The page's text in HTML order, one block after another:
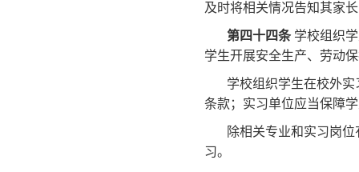
及时将相关情况告知其家
第四十四条 学校组织
学生开展安全生产、劳动
学校组织学生在校外
条款；实习单位应当保障
除相关专业和实习岗
习。